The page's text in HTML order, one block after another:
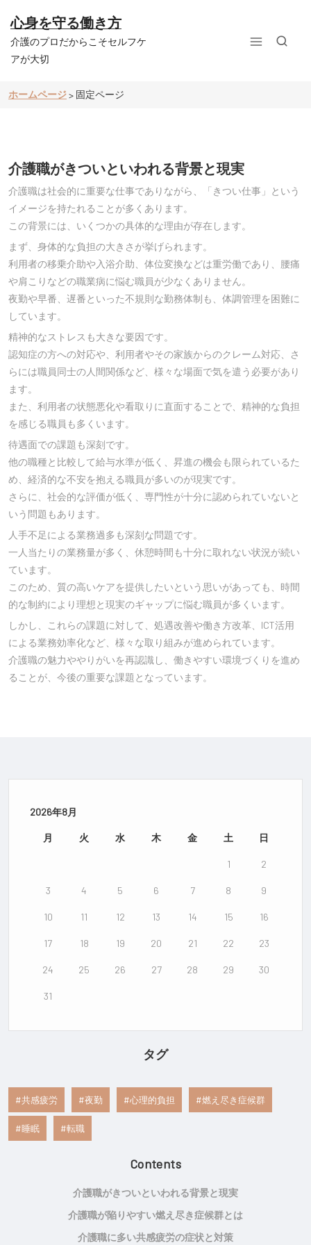
キ
心身を守る働き方
介護のプロだからこそセルフケ
アが大切
ホームページ> 固定ページ
介護職がきついといわれる背景と現実
介護職は社会的に重要な仕事でありながら、「きつい仕事」という
イメージを持たれることが多くあります。
この背景には、いくつかの具体的な理由が存在します。
まず、身体的な負担の大きさが挙げられます。
利用者の移乗介助や入浴介助、体位変換などは重労働であり、腰痛
や肩こりなどの職業病に悩む職員が少なくありません。
夜勤や早番、遅番といった不規則な勤務体制も、体調管理を困難に
しています。
精神的なストレスも大きな要因です。
認知症の方への対応や、利用者やその家族からのクレーム対応、さ
らには職員同士の人間関係など、様々な場面で気を遣う必要があり
ます。
また、利用者の状態悪化や看取りに直面することで、精神的な負担
を感じる職員も多くいます。
待遇面での課題も深刻です。
他の職種と比較して給与水準が低く、昇進の機会も限られているた
め、経済的な不安を抱える職員が多いのが現実です。
さらに、社会的な評価が低く、専門性が十分に認められていないと
いう問題もあります。
人手不足による業務過多も深刻な問題です。
一人当たりの業務量が多く、休憩時間も十分に取れない状況が続い
ています。
このため、質の高いケアを提供したいという思いがあっても、時間
的な制約により理想と現実のギャップに悩む職員が多くいます。
しかし、これらの課題に対して、処遇改善や働き方改革、ICT活用
による業務効率化など、様々な取り組みが進められています。
介護職の魅力ややりがいを再認識し、働きやすい環境づくりを進め
ることが、今後の重要な課題となっています。
2026年8月
月 火 水 木 金 土 日
1 2
3 4 5 6 7 8 9
10 11 12 13 14 15 16
17 18 19 20 21 22 23
24 25 26 27 28 29 30
31
タグ
共感疲労 夜勤 心理的負担 燃え尽き症候群
睡眠 転職
Contents
介護職がきついといわれる背景と現実
介護職が陥りやすい燃え尽き症候群とは
介護職に多い共感疲労の症状と対策